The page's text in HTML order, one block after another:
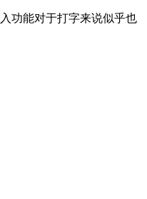
功能对于打字来说似乎也